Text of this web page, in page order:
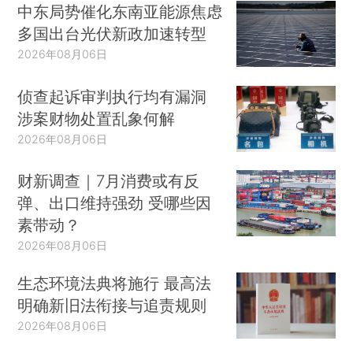
中东局势催化东南亚能源焦虑
多国出台光伏新政加速转型
2026年08月06日
侦查起诉审判执行均有漏洞
涉案财物处置乱象何解
2026年08月06日
财新调查｜7月消费或有反
弹、出口维持强劲 受哪些因
素带动？
2026年08月06日
生态环境法典将施行 最高法
明确新旧法衔接与追责规则
2026年08月06日